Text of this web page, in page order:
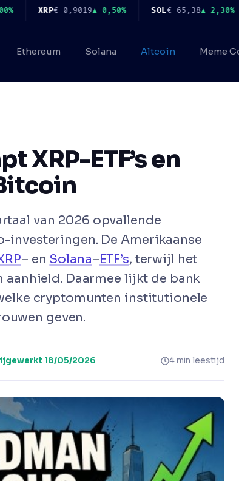
€ 0,9019▲ 0,50% € 65,38 ▲ 2,30%
Ethereum Solana Altcoin Meme
XRP-ETF’s en
van 2026 opvallende
De Amerikaanse
– en Solana–ETF’s, terwijl het
Daarmee lijkt de bank
cryptomunten institutionele
geven.
18/05/2026 4 min leestijd